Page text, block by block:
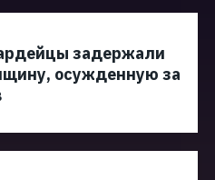
задержали
осужденную за